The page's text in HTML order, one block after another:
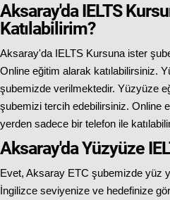
Aksaray'da IELTS
Katılabilirim?
Aksaray'da IELTS Kursuna ister
Online eğitim alarak katılabilirsiniz.
şubemizde verilmektedir. Yüzyüze
şubemizi tercih edebilirsiniz. Online
yerden sadece bir telefon ile
Aksaray'da Yüzyüze
Evet, Aksaray ETC şubemizde yüz
İngilizce seviyenize ve hedefinize